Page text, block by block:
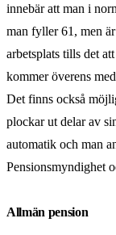
innebär att man i
man fyller 61, men
arbetsplats tills det
kommer överens
Det finns också
plockar ut delar av
automatik och man
Pensionsmyndighet
Allmän pension